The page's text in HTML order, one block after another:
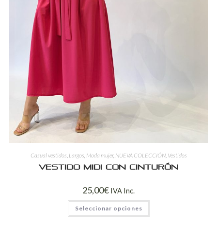
Casual vestidos, Largos, Moda mujer, NUEVA COLECCIÓN, Vestidos
Vestido Midi con Cinturón
25,00€ IVA Inc.
Seleccionar opciones